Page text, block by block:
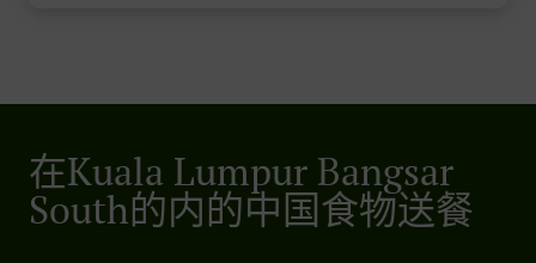
在Kuala Lumpur Bangsar
South的内的中国食物送餐